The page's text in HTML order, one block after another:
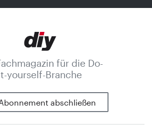
für die Do-
yourself-Branche
abschließen